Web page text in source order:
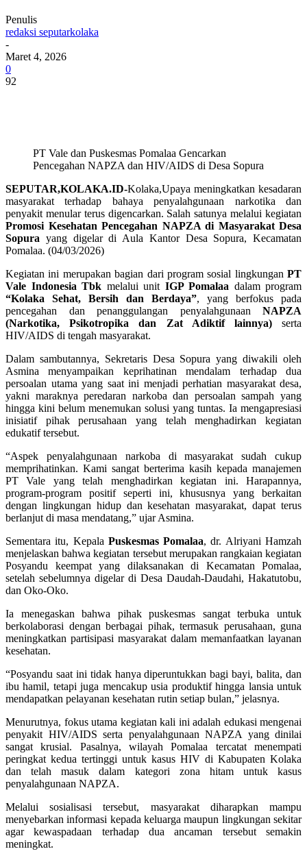
Penulis
redaksi seputarkolaka
-
Maret 4, 2026
0
92
PT Vale dan Puskesmas Pomalaa Gencarkan
Pencegahan NAPZA dan HIV/AIDS di Desa Sopura
SEPUTAR,KOLAKA.ID-Kolaka,Upaya meningkatkan kesadaran
masyarakat terhadap bahaya penyalahgunaan narkotika dan
penyakit menular terus digencarkan. Salah satunya melalui kegiatan
Promosi Kesehatan Pencegahan NAPZA di Masyarakat Desa
Sopura yang digelar di Aula Kantor Desa Sopura, Kecamatan
Pomalaa. (04/03/2026)
Kegiatan ini merupakan bagian dari program sosial lingkungan PT
Vale Indonesia Tbk melalui unit IGP Pomalaa dalam program
“Kolaka Sehat, Bersih dan Berdaya”, yang berfokus pada
pencegahan dan penanggulangan penyalahgunaan NAPZA
(Narkotika, Psikotropika dan Zat Adiktif lainnya)serta
HIV/AIDS di tengah masyarakat.
Dalam sambutannya, Sekretaris Desa Sopura yang diwakili oleh
Asmina menyampaikan keprihatinan mendalam terhadap dua
persoalan utama yang saat ini menjadi perhatian masyarakat desa,
yakni maraknya peredaran narkoba dan persoalan sampah yang
hingga kini belum menemukan solusi yang tuntas. Ia mengapresiasi
inisiatif pihak perusahaan yang telah menghadirkan kegiatan
edukatif tersebut.
“Aspek penyalahgunaan narkoba di masyarakat sudah cukup
memprihatinkan. Kami sangat berterima kasih kepada manajemen
PT Vale yang telah menghadirkan kegiatan ini. Harapannya,
program-program positif seperti ini, khususnya yang berkaitan
dengan lingkungan hidup dan kesehatan masyarakat, dapat terus
berlanjut di masa mendatang,” ujar Asmina.
Sementara itu, Kepala Puskesmas Pomalaa, dr. Alriyani Hamzah
menjelaskan bahwa kegiatan tersebut merupakan rangkaian kegiatan
Posyandu keempat yang dilaksanakan di Kecamatan Pomalaa,
setelah sebelumnya digelar di Desa Daudah-Daudahi, Hakatutobu,
dan Oko-Oko.
Ia menegaskan bahwa pihak puskesmas sangat terbuka untuk
berkolaborasi dengan berbagai pihak, termasuk perusahaan, guna
meningkatkan partisipasi masyarakat dalam memanfaatkan layanan
kesehatan.
“Posyandu saat ini tidak hanya diperuntukkan bagi bayi, balita, dan
ibu hamil, tetapi juga mencakup usia produktif hingga lansia untuk
mendapatkan pelayanan kesehatan rutin setiap bulan,” jelasnya.
Menurutnya, fokus utama kegiatan kali ini adalah edukasi mengenai
penyakit HIV/AIDS serta penyalahgunaan NAPZA yang dinilai
sangat krusial. Pasalnya, wilayah Pomalaa tercatat menempati
peringkat kedua tertinggi untuk kasus HIV di Kabupaten Kolaka
dan telah masuk dalam kategori zona hitam untuk kasus
penyalahgunaan NAPZA.
Melalui sosialisasi tersebut, masyarakat diharapkan mampu
menyebarkan informasi kepada keluarga maupun lingkungan sekitar
agar kewaspadaan terhadap dua ancaman tersebut semakin
meningkat.